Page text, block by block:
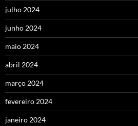
julho 2024
junho 2024
maio 2024
abril 2024
março 2024
fevereiro 2024
janeiro 2024